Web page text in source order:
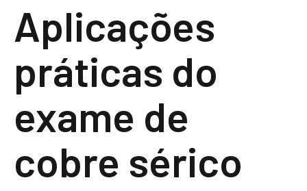
Aplicações
práticas do
exame de
cobre sérico